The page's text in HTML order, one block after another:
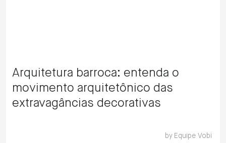
Arquitetura barroca: entenda o
movimento arquitetônico das
extravagâncias decorativas
by Equipe Vobi